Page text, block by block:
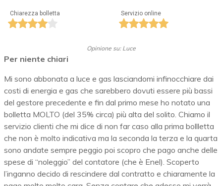
Chiarezza bolletta Servizio online
Opinione su: Luce
Per niente chiari
Mi sono abbonata a luce e gas lasciandomi infinocchiare dai
costi di energia e gas che sarebbero dovuti essere più bassi
del gestore precedente e fin dal primo mese ho notato una
bolletta MOLTO (del 35% circa) più alta del solito. Chiamo il
servizio clienti che mi dice di non far caso alla prima bollletta
che non è molto indicativa ma la seconda la terza e la quarta
sono andate sempre peggio poi scopro che pago anche delle
spese di “noleggio” del contatore (che è Enel). Scoperto
l’inganno decido di rescindere dal contratto e chiaramente la